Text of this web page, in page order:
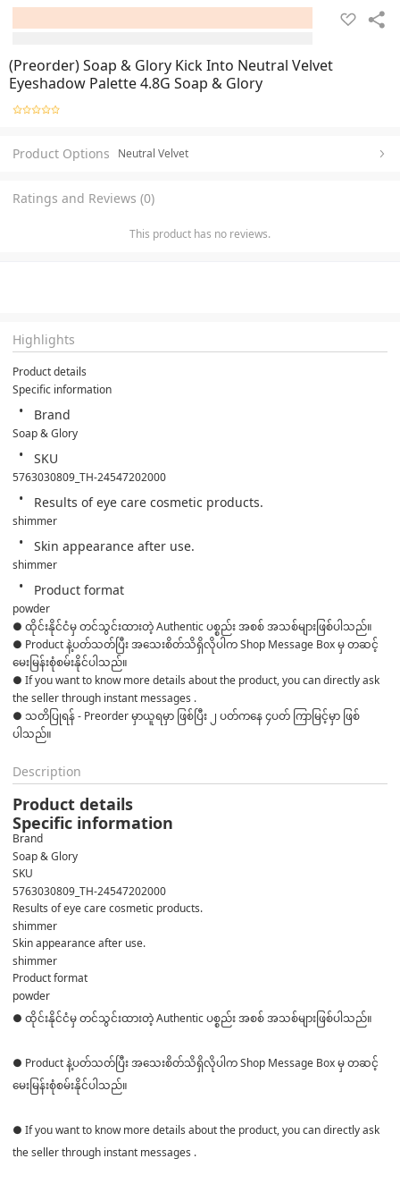
(Preorder) Soap & Glory Kick Into Neutral Velvet
Eyeshadow Palette 4.8G Soap & Glory
Product Options Neutral Velvet
Ratings and Reviews (0)
This product has no reviews.
Highlights
Product details
Specific information
Brand
Soap & Glory
SKU
5763030809_TH-24547202000
Results of eye care cosmetic products.
shimmer
Skin appearance after use.
shimmer
Product format
powder
● ထိုင်းနိုင်ငံမှ တင်သွင်းထားတဲ့ Authentic ပစ္စည်း အစစ် အသစ်များဖြစ်ပါသည်။
● Product နဲ့ပတ်သတ်ပြီး အသေးစိတ်သိရှိလိုပါက Shop Message Box မှ တဆင့်
မေးမြန်းစုံစမ်းနိုင်ပါသည်။
● If you want to know more details about the product, you can directly ask
the seller through instant messages .
● သတိပြုရန် - Preorder မှာယူရမှာ ဖြစ်ပြီး ၂ ပတ်ကနေ ၄ပတ် ကြာမြင့်မှာ ဖြစ်
ပါသည်။
Description
Product details
Specific information
Brand
Soap & Glory
SKU
5763030809_TH-24547202000
Results of eye care cosmetic products.
shimmer
Skin appearance after use.
shimmer
Product format
powder
● ထိုင်းနိုင်ငံမှ တင်သွင်းထားတဲ့ Authentic ပစ္စည်း အစစ် အသစ်များဖြစ်ပါသည်။
● Product နဲ့ပတ်သတ်ပြီး အသေးစိတ်သိရှိလိုပါက Shop Message Box မှ တဆင့်
မေးမြန်းစုံစမ်းနိုင်ပါသည်။
● If you want to know more details about the product, you can directly ask
the seller through instant messages .